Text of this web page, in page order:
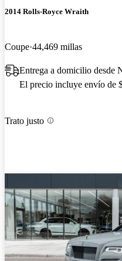
2014 Rolls-Royce Wraith
Coupe 44,469 millas
Entrega a domicilio desde
El precio incluye envío de
Trato justo